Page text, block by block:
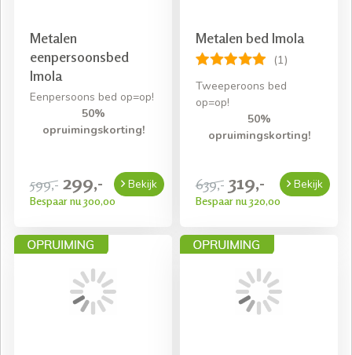
Metalen
eenpersoonsbed
Imola
Eenpersoons bed op=op!
50%
opruimingskorting!
599,- 299,-
Bespaar nu 300,00
Bekijk
Metalen bed Imola
(1)
Tweeperoons bed
op=op!
50%
opruimingskorting!
639,- 319,-
Bespaar nu 320,00
Bekijk